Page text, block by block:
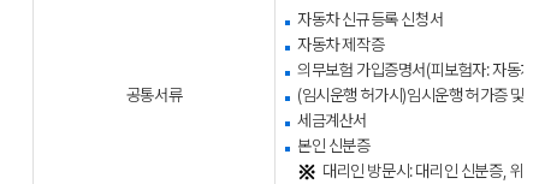
공통서류
자동차 신규등록 신청서
자동차 제작증
의무보험 가입증명서(피보험자: 자동차
(임시운행 허가시)임시운행 허가증 및
세금계산서
본인 신분증
대리인 방문시: 대리인 신분증, 위